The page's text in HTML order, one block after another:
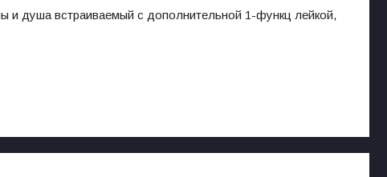
и душа встраиваемый с дополнительной 1-функц лейкой,